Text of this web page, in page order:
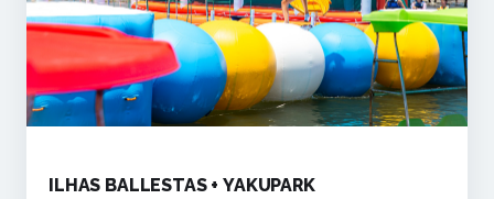
ILHAS BALLESTAS + YAKUPARK